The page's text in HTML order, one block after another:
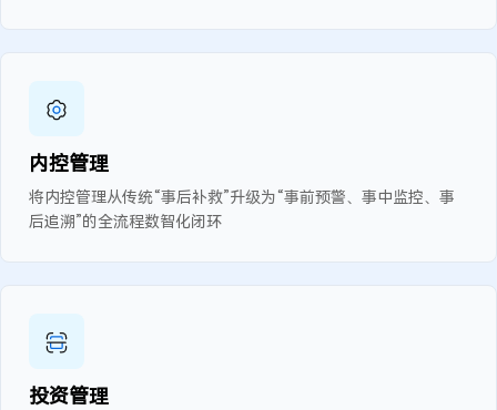
内控管理
将内控管理从传统“事后补救”升级为“事前预警、事中监控、事
后追溯”的全流程数智化闭环
投资管理